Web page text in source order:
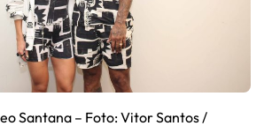
Santana – Foto: Vitor Santos /